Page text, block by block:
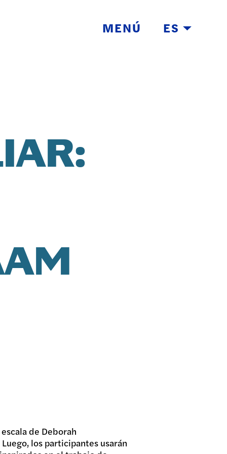
MENÚ ES
de Deborah
los participantes usarán